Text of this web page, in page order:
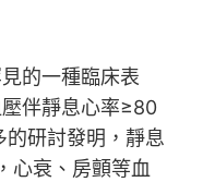
的一種臨床表
伴靜息心率≥80
研討發明，靜息
心衰、房顫等血